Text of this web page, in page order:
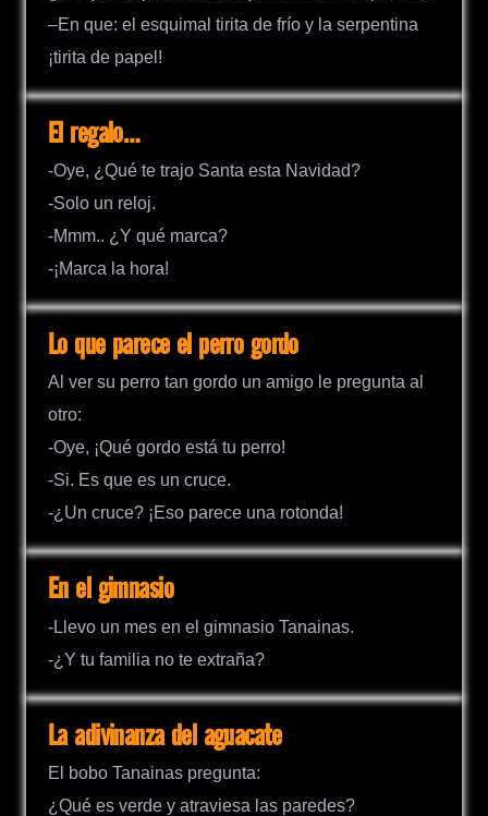
–En que: el esquimal tirita de frío y la serpentina
¡tirita de papel!
El regalo…
-Oye, ¿Qué te trajo Santa esta Navidad?
-Solo un reloj.
-Mmm.. ¿Y qué marca?
-¡Marca la hora!
Lo que parece el perro gordo
Al ver su perro tan gordo un amigo le pregunta al
otro:
-Oye, ¡Qué gordo está tu perro!
-Si. Es que es un cruce.
-¿Un cruce? ¡Eso parece una rotonda!
En el gimnasio
-Llevo un mes en el gimnasio Tanainas.
-¿Y tu familia no te extraña?
La adivinanza del aguacate
El bobo Tanainas pregunta:
¿Qué es verde y atraviesa las paredes?